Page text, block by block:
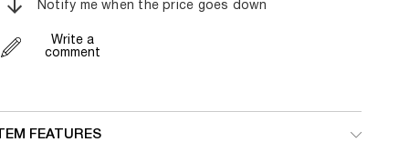
Notify me when the price goes down
Write a
comment
FEATURES